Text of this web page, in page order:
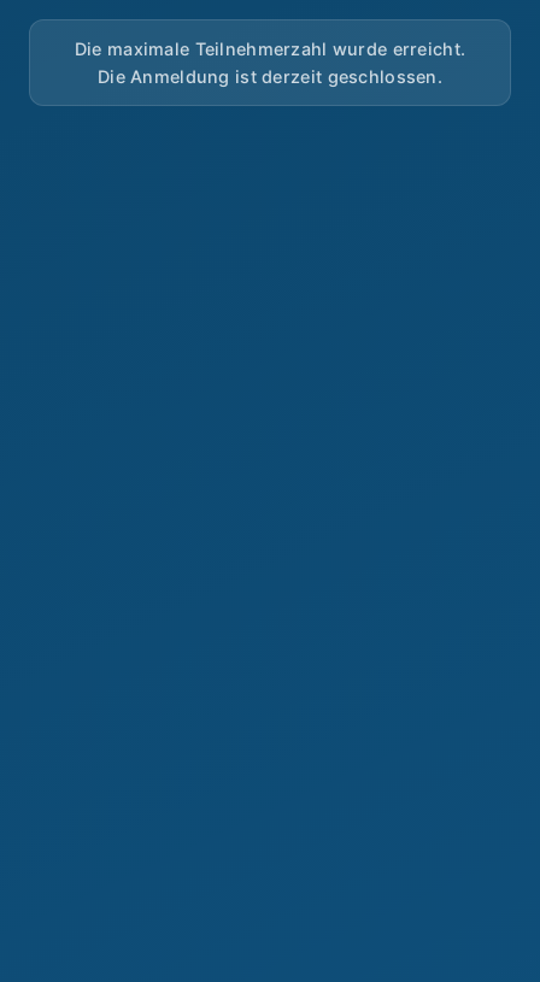
Die maximale Teilnehmerzahl wurde erreicht.
Die Anmeldung ist derzeit geschlossen.